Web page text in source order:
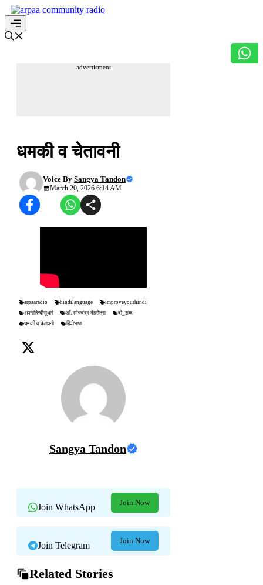
Skip
to
content
Menu
advertisment
धमकी व चेतावनी
Voice By Sangya Tandon
March 20, 2026 6:14 AM
arpaaradio hindilanguage
improveyourhindi
अपनीहिन्दीसूधारे
डॉ. रमेषचंद्र मेहरोत्रा
दो_शब्द
धमकी व चेतावनी
हिंदीभाषा
Sangya Tandon
Join WhatsApp Join Now
Join Telegram Join Now
Related Stories